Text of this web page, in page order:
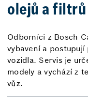
olejů a filtrů
Odborníci z Bosch
vybavení a
vozidla. Servis je
modely a vychází z
vůz.